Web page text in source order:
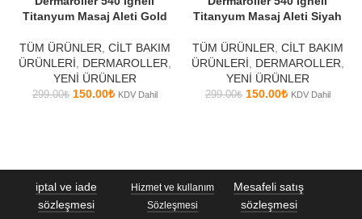
Titanyum Masaj Aleti Gold
TÜM ÜRÜNLER CİLT BAKIM
ÜRÜNLERİ
DERMAROLLER
YENİ ÜRÜNLER
299.00₺ 150.00₺ KDV Dahil
Titanyum Masaj Aleti Siyah
TÜM ÜRÜNLER CİLT BAKIM
ÜRÜNLERİ
DERMAROLLER
YENİ ÜRÜNLER
299.00₺ 150.00₺ KDV Dahil
iptal ve iade
sözleşmesi
Hizmet ve kullanım
Sözleşmesi
Mesafeli satış
sözleşmesi